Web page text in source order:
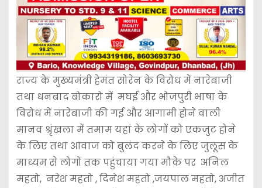
राज्य के मुख्यमंत्री हेमंत सोरेन के विरोध में नारेबाजी
तथा धनबाद बोकारो में मघई और भोजपुरी भाषा के
विरोध में नारेबाजी की गई और आगामी होने वाली
मानव श्रृंखला में तमाम यहां के लोगों को एकजुट होने
के लिए तथा आवाज को बुलंद करने के लिए जुलूस के
माध्यम से लोगों तक पहुंचाया गया मौके पर अनिल
महतो, नरेश महतो , दिनेश महतो ,जयपाल महतो, अजीत